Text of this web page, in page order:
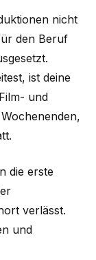
nicht
den Beruf
ist deine
und
die erste
verlässt.
und